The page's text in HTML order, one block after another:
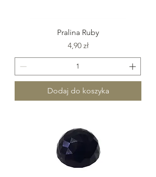
Pralina Ruby
Cena
4,90 zł
Dodaj do koszyka